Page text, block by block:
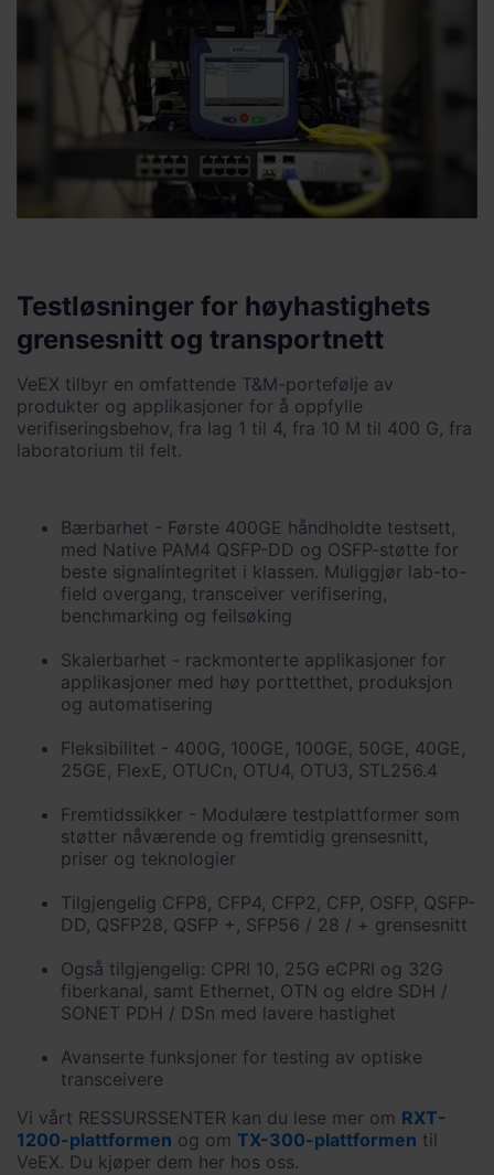
Testløsninger for høyhastighets
grensesnitt og transportnett
VeEX tilbyr en omfattende T&M-portefølje av
produkter og applikasjoner for å oppfylle
verifiseringsbehov, fra lag 1 til 4, fra 10 M til 400 G, fra
laboratorium til felt.
Bærbarhet - Første 400GE håndholdte testsett,
med Native PAM4 QSFP-DD og OSFP-støtte for
beste signalintegritet i klassen. Muliggjør lab-to-
field overgang, transceiver verifisering,
benchmarking og feilsøking
Skalerbarhet - rackmonterte applikasjoner for
applikasjoner med høy porttetthet, produksjon
og automatisering
Fleksibilitet - 400G, 100GE, 100GE, 50GE, 40GE,
25GE, FlexE, OTUCn, OTU4, OTU3, STL256.4
Fremtidssikker - Modulære testplattformer som
støtter nåværende og fremtidig grensesnitt,
priser og teknologier
Tilgjengelig CFP8, CFP4, CFP2, CFP, OSFP, QSFP-
DD, QSFP28, QSFP +, SFP56 / 28 / + grensesnitt
Også tilgjengelig: CPRI 10, 25G eCPRI og 32G
fiberkanal, samt Ethernet, OTN og eldre SDH /
SONET PDH / DSn med lavere hastighet
Avanserte funksjoner for testing av optiske
transceivere
Vi vårt RESSURSSENTER kan du lese mer om RXT-
1200-plattformen og om TX-300-plattformen til
VeEX. Du kjøper dem her hos oss.